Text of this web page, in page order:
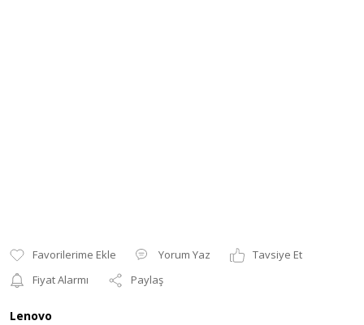
Yorum Yaz
Tavsiye Et
Fiyat Alarmı
Paylaş
Lenovo